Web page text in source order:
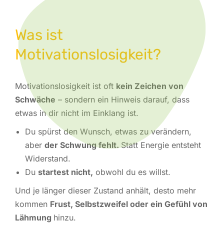
Was ist
Motivationslosigkeit?
Motivationslosigkeit ist oft kein Zeichen von
Schwäche – sondern ein Hinweis darauf, dass
etwas in dir nicht im Einklang ist.
Du spürst den Wunsch, etwas zu verändern,
aber der Schwung fehlt. Statt Energie entsteht
Widerstand.
Du startest nicht, obwohl du es willst.
Und je länger dieser Zustand anhält, desto mehr
kommen Frust, Selbstzweifel oder ein Gefühl von
Lähmung hinzu.